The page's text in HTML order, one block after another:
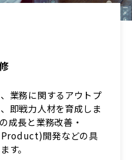
業務に関するアウトプ
即戦力人材を育成しま
成長と業務改善・
開発などの具
す。